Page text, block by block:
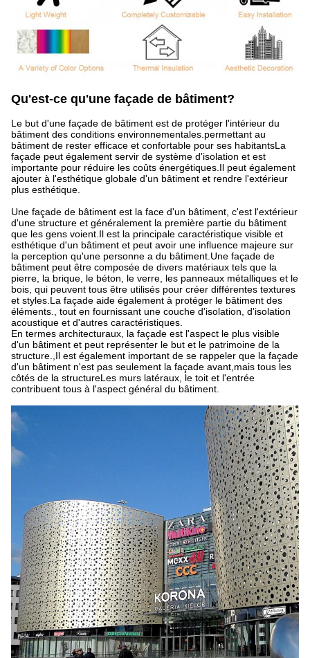
Qu'est-ce qu'une façade de bâtiment?
Le but d'une façade de bâtiment est de protéger l'intérieur du
bâtiment des conditions environnementales.permettant au
bâtiment de rester efficace et confortable pour ses habitantsLa
façade peut également servir de système d'isolation et est
importante pour réduire les coûts énergétiques.Il peut également
ajouter à l'esthétique globale d'un bâtiment et rendre l'extérieur
plus esthétique.
Une façade de bâtiment est la face d'un bâtiment, c'est l'extérieur
d'une structure et généralement la première partie du bâtiment
que les gens voient.Il est la principale caractéristique visible et
esthétique d'un bâtiment et peut avoir une influence majeure sur
la perception qu'une personne a du bâtiment.Une façade de
bâtiment peut être composée de divers matériaux tels que la
pierre, la brique, le béton, le verre, les panneaux métalliques et le
bois, qui peuvent tous être utilisés pour créer différentes textures
et styles.La façade aide également à protéger le bâtiment des
éléments., tout en fournissant une couche d'isolation, d'isolation
acoustique et d'autres caractéristiques.
En termes architecturaux, la façade est l'aspect le plus visible
d'un bâtiment et peut représenter le but et le patrimoine de la
structure.,Il est également important de se rappeler que la façade
d'un bâtiment n'est pas seulement la façade avant,mais tous les
côtés de la structureLes murs latéraux, le toit et l'entrée
contribuent tous à l'aspect général du bâtiment.